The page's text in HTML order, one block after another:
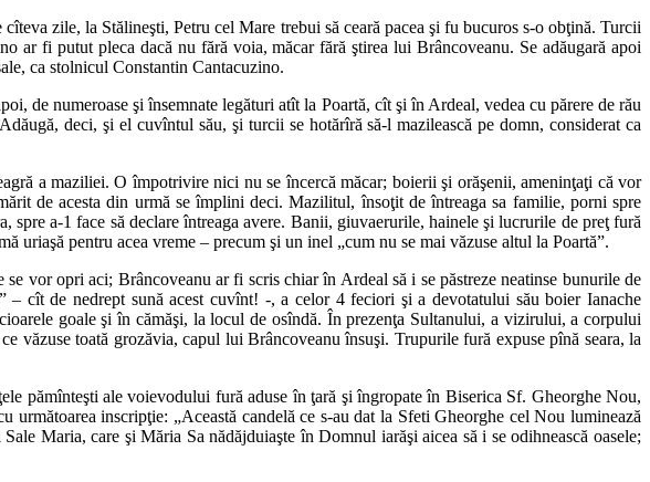
zile, la Stălineşti, Petru cel Mare trebui să ceară pacea şi fu bucuros s-o obţină. Turcii
ar fi putut pleca dacă nu fără voia, măcar fără ştirea lui Brâncoveanu. Se adăugară apoi
ca stolnicul Constantin Cantacuzino.
de numeroase şi însemnate legături atît la Poartă, cît şi în Ardeal, vedea cu părere de rău
deci, şi el cuvîntul său, şi turcii se hotărîră să-l mazilească pe domn, considerat ca
a maziliei. O împotrivire nici nu se încercă măcar; boierii şi orăşenii, ameninţaţi că vor
de acesta din urmă se împlini deci. Mazilitul, însoţit de întreaga sa familie, porni spre
a-1 face să declare întreaga avere. Banii, giuvaerurile, hainele şi lucrurile de preţ fură
uriaşă pentru acea vreme – precum şi un inel „cum nu se mai văzuse altul la Poartă”.
vor opri aci; Brâncoveanu ar fi scris chiar în Ardeal să i se păstreze neatinse bunurile de
cît de nedrept sună acest cuvînt! -, a celor 4 feciori şi a devotatului său boier Ianache
goale şi în cămăşi, la locul de osîndă. În prezenţa Sultanului, a vizirului, a corpului
toată grozăvia, capul lui Brâncoveanu însuşi. Trupurile fură expuse pînă seara, la
pămînteşti ale voievodului fură aduse în ţară şi îngropate în Biserica Sf. Gheorghe Nou,
inscripţie: „Această candelă ce s-au dat la Sfeti Gheorghe cel Nou luminează
Maria, care şi Măria Sa nădăjduiaşte în Domnul iarăşi aicea să i se odihnească oasele;